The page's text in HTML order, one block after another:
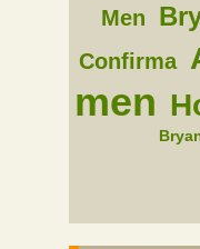
Men
Confirma
men